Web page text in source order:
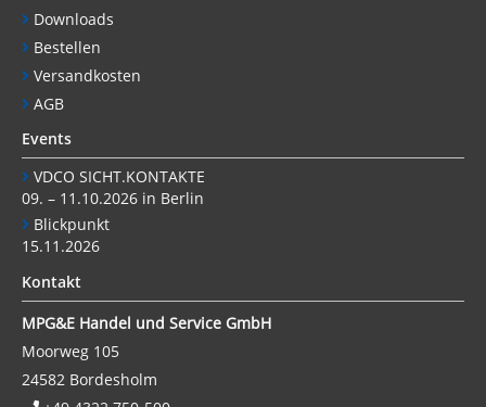
Downloads
Bestellen
Versandkosten
AGB
Events
VDCO SICHT.KONTAKTE
09. – 11.10.2026 in Berlin
Blickpunkt
15.11.2026
Kontakt
MPG&E Handel und Service GmbH
Moorweg 105
24582 Bordesholm